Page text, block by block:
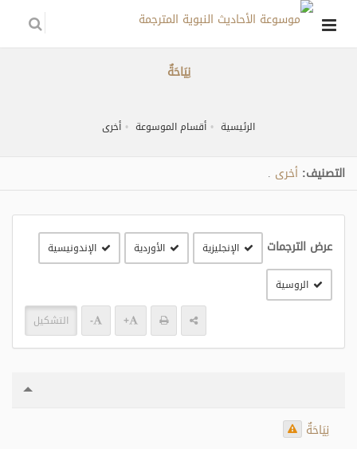
نِيَاحَةٌ
الرئيسية أقسام الموسوعة أخرى
التصنيف: أخرى
عرض الترجمات الإنجليزية الأوردية الإندونيسية
الروسية
+
- التشكيل
نِيَاحَةٌ